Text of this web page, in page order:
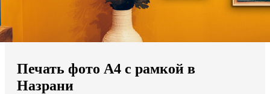
Мы доставляем по всему миру
Продолжить без города
Печать фото А4 с рамкой в
Назрани